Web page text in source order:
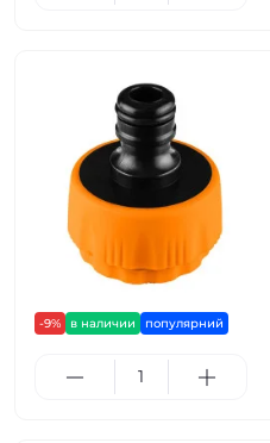
-9% в наличии популярний